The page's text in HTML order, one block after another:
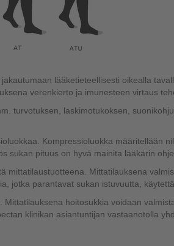
lääketieteellisesti oikealla
verenkierto ja imunesteen virtaus
turvotuksen, laskimotukoksen,
Kompressioluokka määritellään
sukan pituus on hyvä mainita lääkärin
mittatilaustuotteena. Mittatilauksena
jotka parantavat sukan istuvuutta,
hoitosukkia voidaan
klinikan asiantuntijan vastaanotolla